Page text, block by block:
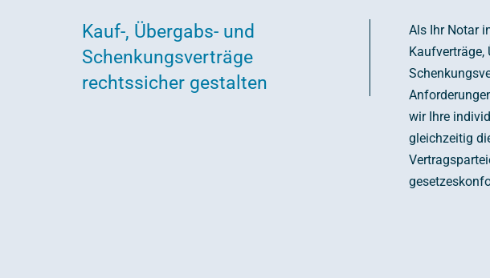
Kauf-, Übergabs- und
Schenkungsverträge
rechtssicher gestalten
Als Ihr Notar
Kaufverträge,
wir Ihre
gleichzeitig